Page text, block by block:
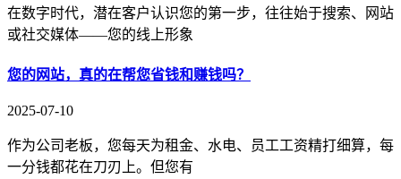
在数字时代，潜在客户认识您的第一步，往往始于搜索、网站
或社交媒体——您的线上形象
您的网站，真的在帮您省钱和赚钱吗？
2025-07-10
作为公司老板，您每天为租金、水电、员工工资精打细算，每
一分钱都花在刀刃上。但您有